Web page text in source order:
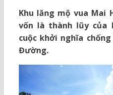
Khu lăng mộ vua Mai
vốn là thành lũy của
cuộc khởi nghĩa
Đường.